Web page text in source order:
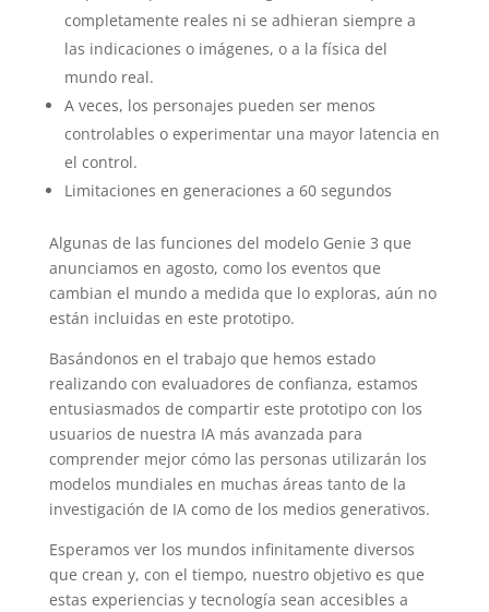
completamente reales ni se adhieran siempre a
las indicaciones o imágenes, o a la física del
mundo real.
A veces, los personajes pueden ser menos
controlables o experimentar una mayor latencia en
el control.
Limitaciones en generaciones a 60 segundos
Algunas de las funciones del modelo Genie 3 que
anunciamos en agosto, como los eventos que
cambian el mundo a medida que lo exploras, aún no
están incluidas en este prototipo.
Basándonos en el trabajo que hemos estado
realizando con evaluadores de confianza, estamos
entusiasmados de compartir este prototipo con los
usuarios de nuestra IA más avanzada para
comprender mejor cómo las personas utilizarán los
modelos mundiales en muchas áreas tanto de la
investigación de IA como de los medios generativos.
Esperamos ver los mundos infinitamente diversos
que crean y, con el tiempo, nuestro objetivo es que
estas experiencias y tecnología sean accesibles a